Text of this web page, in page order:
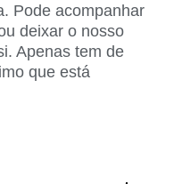
Pode acompanhar
deixar o nosso
Apenas tem de
que está